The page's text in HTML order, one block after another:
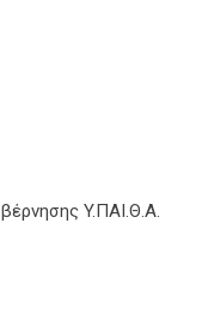
Y.ΠΑΙ.Θ.Α.